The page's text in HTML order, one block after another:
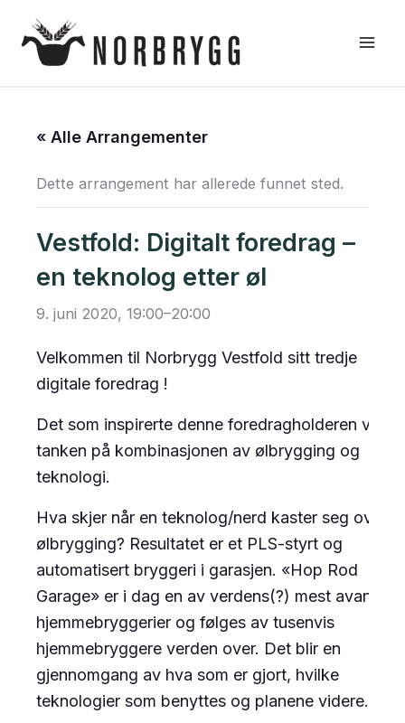
rett
« Alle Arrangementer
Dette arrangement har allerede funnet sted.
Vestfold: Digitalt foredrag –
en teknolog etter øl
9. juni 2020, 19:00–20:00
Velkommen til Norbrygg Vestfold sitt tredje
digitale foredrag !
Det som inspirerte denne foredragholderen var
tanken på kombinasjonen av ølbrygging og
teknologi.
Hva skjer når en teknolog/nerd kaster seg over
ølbrygging? Resultatet er et PLS-styrt og
automatisert bryggeri i garasjen. «Hop Rod
Garage» er i dag en av verdens(?) mest
hjemmebryggerier og følges av tusenvis
hjemmebryggere verden over. Det blir en
gjennomgang av hva som er gjort, hvilke
teknologier som benyttes og planene videre.